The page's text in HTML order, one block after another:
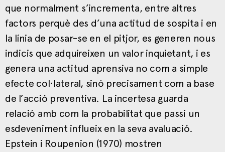
que normalment s’incrementa, entre altres
factors perquè des d’una actitud de sospita i en
la línia de posar-se en el pitjor, es generen nous
indicis que adquireixen un valor inquietant, i es
genera una actitud aprensiva no com a simple
efecte col·lateral, sinó precisament com a base
de l’acció preventiva. La incertesa guarda
relació amb com la probabilitat que passi un
esdeveniment influeix en la seva avaluació.
Epstein i Roupenion (1970) mostren